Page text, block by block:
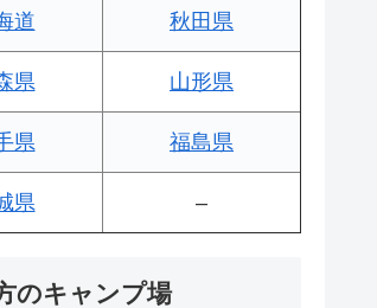
道 秋田県
県 山形県
県 福島県
県 –
のキャンプ場